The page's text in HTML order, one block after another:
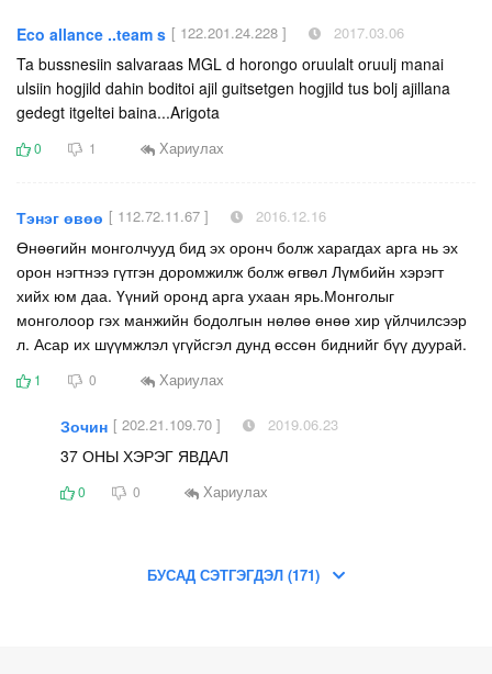
Eco allance ..team s [ 122.201.24.228 ] 2017.03.06
Ta bussnesiin salvaraas MGL d horongo oruulalt oruulj manai
ulsiin hogjild dahin boditoi ajil guitsetgen hogjild tus bolj ajillana
gedegt itgeltei baina...Arigota
0 1 Хариулах
Тэнэг өвөө [ 112.72.11.67 ] 2016.12.16
Өнөөгийн монголчууд бид эх оронч болж харагдах арга нь эх
орон нэгтнээ гүтгэн доромжилж болж өгвөл Лүмбийн хэрэгт
хийх юм даа. Үүний оронд арга ухаан ярь.Монголыг
монголоор гэх манжийн бодолгын нөлөө өнөө хир үйлчилсээр
л. Асар их шүүмжлэл үгүйсгэл дунд өссөн биднийг бүү дуурай.
1 0 Хариулах
Зочин [ 202.21.109.70 ] 2019.06.23
37 ОНЫ ХЭРЭГ ЯВДАЛ
0 0 Хариулах
БУСАД СЭТГЭГДЭЛ (171)